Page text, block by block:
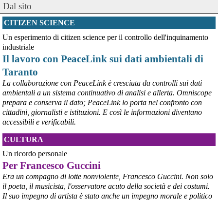
@peacelink - 6/8/2026 21:53
askanews.it/2026/08/05/ex-ilva
“Dal confronto con tutti gli attori e dai contributi raccolti il Governo
per Taranto”, avrebbe detto il ministro Urso.
#Taranto #ILVA
@peacelink - 6/8/2026 21:50
corriereditaranto.it/2026/08/0
Aprendo i lavori, il ministro Urso ha sottolineato come il Governo
debba necessariamente prendere atto della decisione della Corte
d’Appello di Milano, ricordando che il provvedimento è già stato
inserito nella data room della procedura di vendita. “Alla luce del
nuovo scenario – ha spiegato – Jindal ha presentato una proposta
aggiornata sull’intero perimetro aziendale che tiene conto della
#ILVA #Taranto
Dal sito
CITIZEN SCIENCE
Un esperimento di citizen science per il controllo dell'inquinamento
industriale
Il lavoro con PeaceLink sui dati ambientali di
Taranto
La collaborazione con PeaceLink è cresciuta da controlli sui dati
ambientali a un sistema continuativo di analisi e allerta. Omniscope
prepara e conserva il dato; PeaceLink lo porta nel confronto con
cittadini, giornalisti e istituzioni. E così le informazioni diventano
accessibili e verificabili.
CULTURA
Un ricordo personale
Per Francesco Guccini
Era un compagno di lotte nonviolente, Francesco Guccini. Non solo
il poeta, il musicista, l'osservatore acuto della società e dei costumi.
Il suo impegno di artista è stato anche un impegno morale e politico